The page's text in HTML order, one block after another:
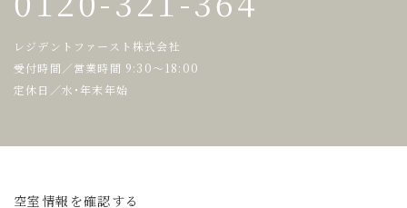
レジデントファースト株式会社
受付時間／営業時間 9:30～18:00
定休日／水・年末年始
空室情報を確認する